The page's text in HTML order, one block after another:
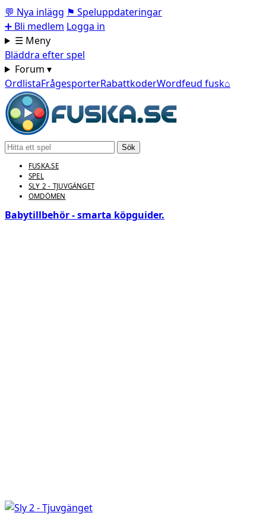
💬 Nya inlägg ⚑ Speluppdateringar
➕ Bli medlem Logga in
☰ Meny
Bläddra efter spel
Forum ▾
OrdlistaFrågesporterRabattkoderWordfeud fusk⌂
Sök
FUSKA.SE
SPEL
SLY 2 - TJUVGÄNGET
OMDÖMEN
Babytillbehör - smarta köpguider.